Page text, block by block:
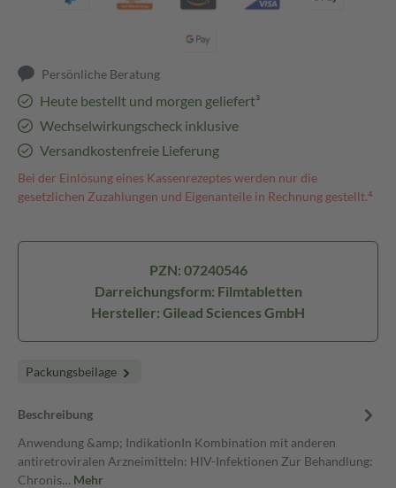
Persönliche Beratung
Heute bestellt und morgen geliefert³
Wechselwirkungscheck inklusive
Versandkostenfreie Lieferung
Bei der Einlösung eines Kassenrezeptes werden nur die
gesetzlichen Zuzahlungen und Eigenanteile in Rechnung gestellt.⁴
PZN: 07240546
Darreichungsform: Filmtabletten
Hersteller: Gilead Sciences GmbH
Packungsbeilage
Beschreibung
Anwendung &amp; IndikationIn Kombination mit anderen
antiretroviralen Arzneimitteln: HIV-Infektionen Zur Behandlung:
Chronis… Mehr